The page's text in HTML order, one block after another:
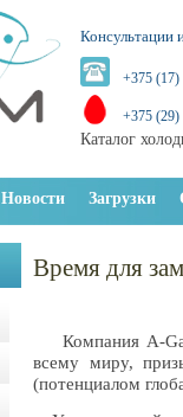
Консультации
+375 (17)
+375 (29)
Каталог
Новости Загрузки
Время для
Компания A-
всему миру,
(потенциалом